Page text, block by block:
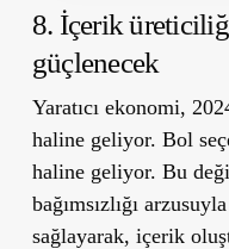
8. İçerik
güçlenecek
Yaratıcı ekonomi,
haline geliyor. Bol
haline geliyor. Bu
bağımsızlığı
sağlayarak, içerik